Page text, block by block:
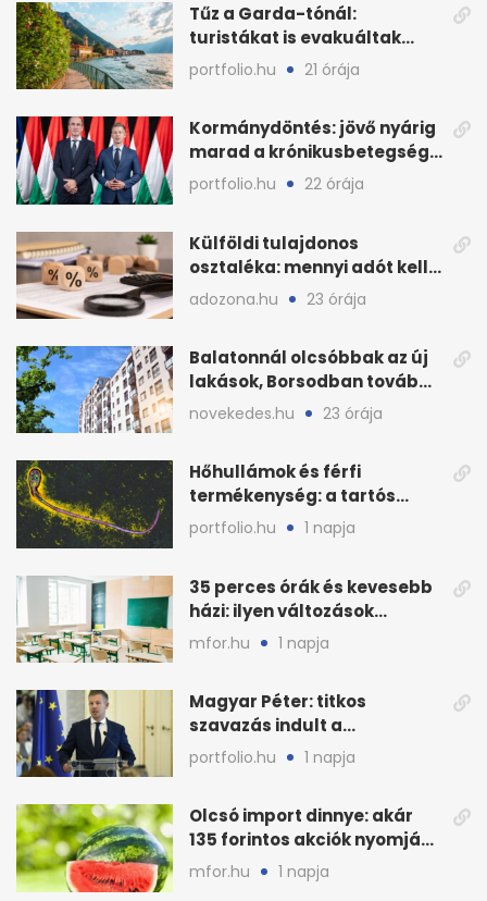
Tűz a Garda-tónál:
turistákat is evakuáltak
Tignale térségéből
portfolio.hu 21 órája
Kormánydöntés: jövő nyárig
marad a krónikusbetegség-
menedzsment
portfolio.hu 22 órája
Külföldi tulajdonos
osztaléka: mennyi adót kell
levonni 2026-ban?
adozona.hu 23 órája
Balatonnál olcsóbbak az új
lakások, Borsodban tovább
drágulnak
novekedes.hu 23 órája
Hőhullámok és férfi
termékenység: a tartós
hőstressz kimutathatóan
ront
portfolio.hu 1 napja
35 perces órák és kevesebb
házi: ilyen változások
jöhetnek az iskolákban
mfor.hu 1 napja
Magyar Péter: titkos
szavazás indult a
köztársasági elnökjelöltről
portfolio.hu 1 napja
Olcsó import dinnye: akár
135 forintos akciók nyomják
le a piacot
mfor.hu 1 napja